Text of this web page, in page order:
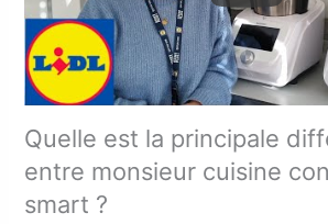
Quelle est la principale
entre monsieur cuisine
smart ?